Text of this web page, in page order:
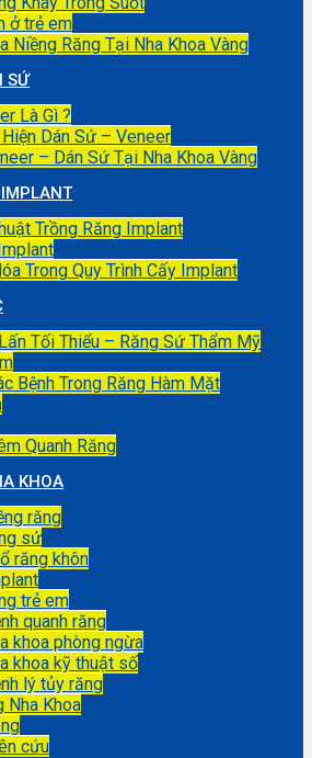
ở trẻ em
Niềng Răng Tại Nha Khoa Vàng
SỨ
Là Gì ?
Dán Sứ – Veneer
– Dán Sứ Tại Nha Khoa Vàng
Trồng Răng Implant
Trong Quy Trình Cấy Implant
Tối Thiểu – Răng Sứ Thẩm Mỹ
Bệnh Trong Răng Hàm Mặt
Quanh Răng
KHOA
răng
sứ
răng khôn
trẻ em
quanh răng
khoa phòng ngừa
khoa kỹ thuật số
lý tủy răng
Nha Khoa
cứu